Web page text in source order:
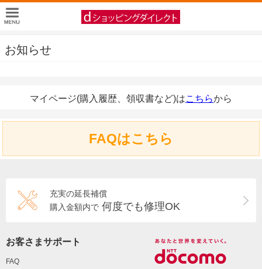
お知らせ
マイページ(購入履歴、領収書など)はこちらから
FAQはこちら
充実の延長補償
購入金額内で 何度でも修理OK
お客さまサポート
FAQ